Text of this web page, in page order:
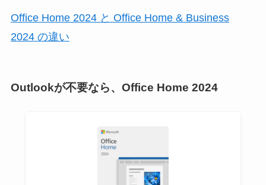
Office Home 2024 と Office Home & Business
2024 の違い
Outlookが不要なら、Office Home 2024